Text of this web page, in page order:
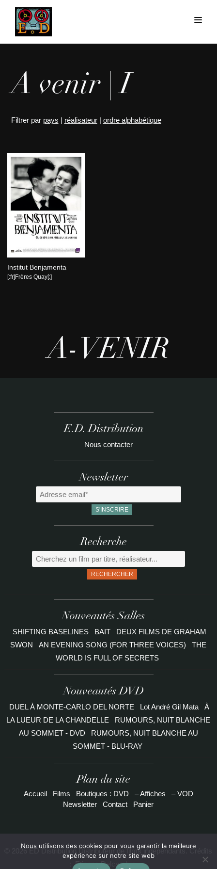
A venir | I
Filtrer par pays | réalisateur| ordre alphabétique
Institut Benjamenta
[:fr]Frères Quay[:]
A-VENIR
E.D. Distribution
Nous contacter
Newsletter
Recherche
RECHERCHER
Nouveautés Salles
SHIFTING BASELINES BAIT
DEUX FILMS DE GRAHAM
SWON
AN EVENING SONG (FOR THREE VOICES)
THE
WORLD IS FULL OF SECRETS
Nouveautés DVD
DUEL À MONTE-CARLO DEL NORTE Lot André Gil Mata
À
LA LUEUR DE LA CHANDELLE
RUMOURS, NUIT BLANCHE
AU SOMMET - DVD
RUMOURS, NUIT BLANCHE AU
SOMMET - BLU-RAY
Plan du site
Accueil Films Boutiques : DVD – Affiches
– VOD
Newsletter
Contact Panier
© 2026 ED Distribution Distributeur de films indépendants. Crédits
Etienne Delcambre
Nous utilisons des cookies pour vous garantir la meilleure
expérience sur notre site web